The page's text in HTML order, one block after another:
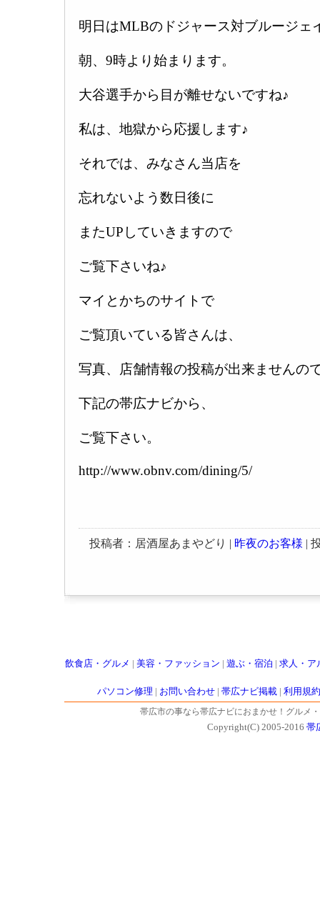
明日はMLBのドジャース対ブルージェ
朝、9時より始まります。
大谷選手から目が離せないですね♪
私は、地獄から応援します♪
それでは、みなさん当店を
忘れないよう数日後に
またUPしていきますので
ご覧下さいね♪
マイとかちのサイトで
ご覧頂いている皆さんは、
写真、店舗情報の投稿が出来ませんの
下記の帯広ナビから、
ご覧下さい。
http://www.obnv.com/dining/5/
投稿者：居酒屋あまやどり | 昨夜のお客様 |
飲食店・グルメ 美容・ファッション 遊ぶ・宿泊 求人・ア
パソコン修理 お問い合わせ| 帯広ナビ掲載| 利用規約
帯広市の事なら帯広ナビにおまかせ！グルメ
Copyright(C) 2005-2016 帯